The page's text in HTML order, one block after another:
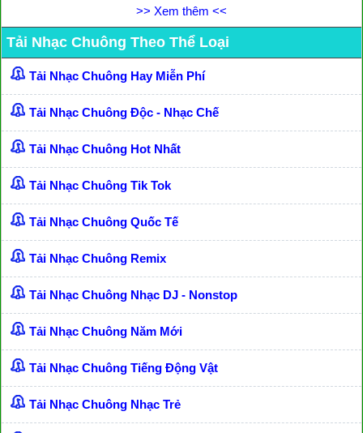
>> Xem thêm <<
Tải Nhạc Chuông Theo Thể Loại
Tải Nhạc Chuông Hay Miễn Phí
Tải Nhạc Chuông Độc - Nhạc Chế
Tải Nhạc Chuông Hot Nhất
Tải Nhạc Chuông Tik Tok
Tải Nhạc Chuông Quốc Tế
Tải Nhạc Chuông Remix
Tải Nhạc Chuông Nhạc DJ - Nonstop
Tải Nhạc Chuông Năm Mới
Tải Nhạc Chuông Tiếng Động Vật
Tải Nhạc Chuông Nhạc Trẻ